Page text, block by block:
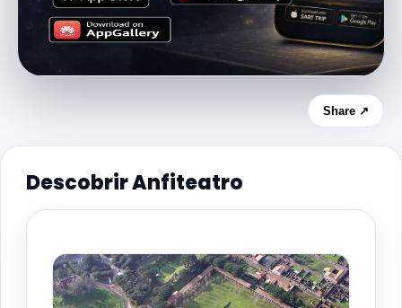
Share ↗
Descobrir Anfiteatro